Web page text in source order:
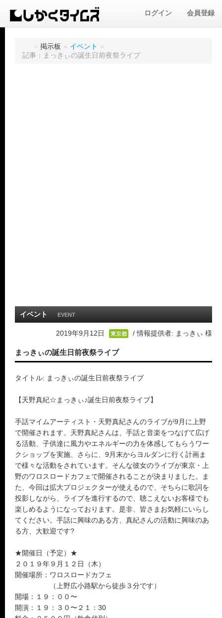
ログイン 会員登録
» 掲示板 » イベント »
記事：まっきぃの誕生日前夜祭ライブ
イベント EVENT
2019年9月12日 東京都 / 情報提供者: まっきぃ 様
まっきぃの誕生日前夜祭ライブ
タイトル: まっきぃの誕生日前夜祭ライブ
【天野真紀☆まっきぃ♪誕生日前夜祭ライブ】
手話マイムアーティスト・天野真紀さんのライブが9月に上野
で開催されます。天野真紀さんは、手話と音楽をつなげて広げ
る活動、子供達に風力やエネルギーの力を体感してもらうワー
クショップを実施、さらに、9月末からヨルダンに行く計画ま
で様々な活動をされています。そんな彼女のライブが東京・上
野のワロスロードカフェで開催されることが決まりました。ま
た、今回は拡大プロジェクターが使えるので、そちらに歌詞を
投影しながら、ライブを進行するので、聴こえないお客様でも
楽しめるようになっております。是非、皆さまお気軽にいらし
てください。手話に興味のある方、真紀さんの活動に興味のあ
る方、大歓迎です?
★開催日（予定）★
２０１９年９月１２日（木）
開催場所：ワロスロードカフェ
（上野広小路駅から徒歩３分です）
開場：１９：００〜
開演：１９：３０〜２１：30